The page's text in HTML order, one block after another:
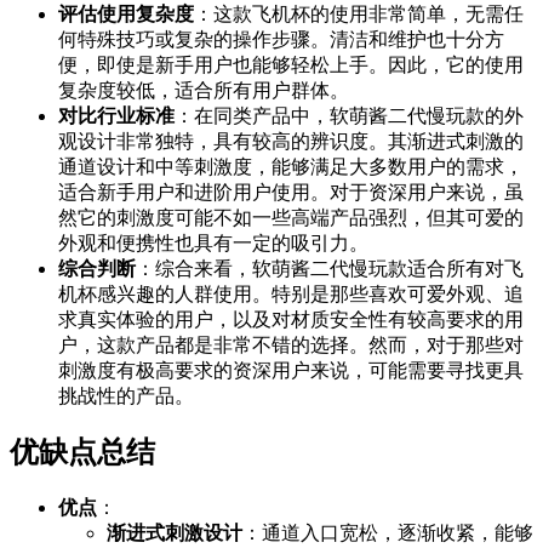
评估使用复杂度 ：这款飞机杯的使用非常简单，无需任
何特殊技巧或复杂的操作步骤。清洁和维护也十分方
便，即使是新手用户也能够轻松上手。因此，它的使用
复杂度较低，适合所有用户群体。
对比行业标准 ：在同类产品中，软萌酱二代慢玩款的外
观设计非常独特，具有较高的辨识度。其渐进式刺激的
通道设计和中等刺激度，能够满足大多数用户的需求，
适合新手用户和进阶用户使用。对于资深用户来说，虽
然它的刺激度可能不如一些高端产品强烈，但其可爱的
外观和便携性也具有一定的吸引力。
综合判断：综合来看，软萌酱二代慢玩款适合所有对飞
机杯感兴趣的人群使用。特别是那些喜欢可爱外观、追
求真实体验的用户，以及对材质安全性有较高要求的用
户，这款产品都是非常不错的选择。然而，对于那些对
刺激度有极高要求的资深用户来说，可能需要寻找更具
挑战性的产品。
优缺点总结
优点 ：
渐进式刺激设计：通道入口宽松，逐渐收紧，能够